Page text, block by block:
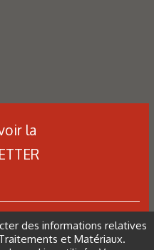
la
NEWSLETTER
des informations relatives
et Matériaux.